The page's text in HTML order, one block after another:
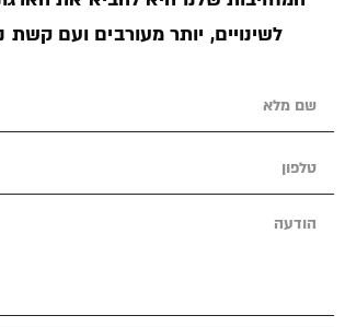
לשינויים, יותר מעורבים ועם